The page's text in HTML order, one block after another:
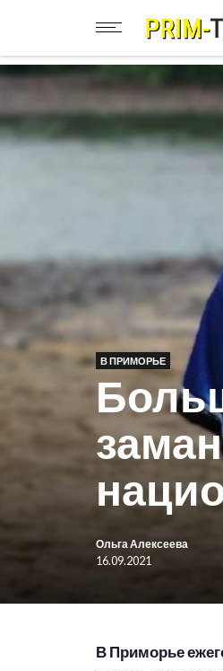
В ПРИМОРЬЕ
Ольга Алексеева
16.09.2021
В Приморье